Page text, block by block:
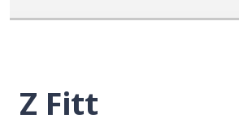
Z Fitt